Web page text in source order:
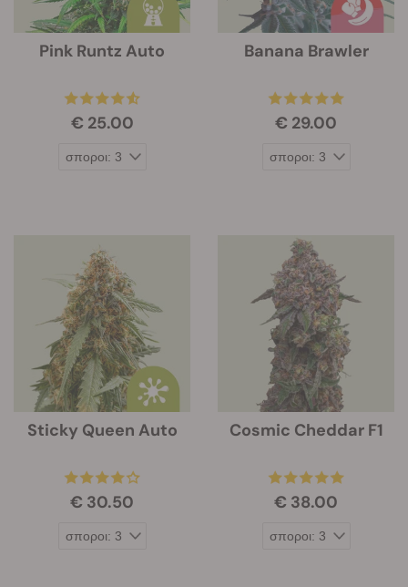
Pink Runtz Auto
€ 25.00
Banana Brawler
€ 29.00
Sticky Queen Auto
€ 30.50
Cosmic Cheddar F1
€ 38.00